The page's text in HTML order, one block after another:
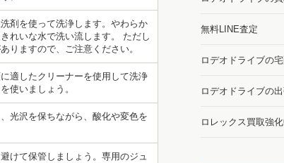
剤を使って洗浄します。やわらか
れいな水で洗い流します。 ただし
りますので、ご注意ください。
適したクリーナーを使用して洗浄
使いましょう。
光沢を保ちながら、酸化や変色を
けて保管しましょう。専用のジュ
無料LINE査定
ロデオドライブの
ロデオドライブの
ロレックス買取強化